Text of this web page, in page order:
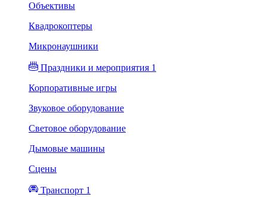
Объективы
Квадрокоптеры
Микронаушники
Праздники и мероприятия 1
Корпоративные игры
Звуковое оборудование
Световое оборудование
Дымовые машины
Сцены
Транспорт 1